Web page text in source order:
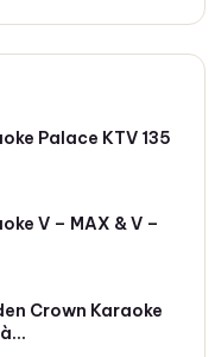
Palace KTV 135
V – MAX & V –
Crown Karaoke